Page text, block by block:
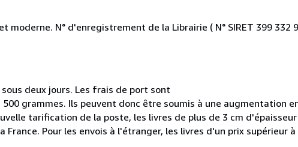
N° d'enregistrement de la Librairie ( N° SIRET 399 332
deux jours. Les frais de port sont
grammes. Ils peuvent donc être soumis à une augmentation
tarification de la poste, les livres de plus de 3 cm
Pour les envois à l'étranger, les livres d'un prix supérieur